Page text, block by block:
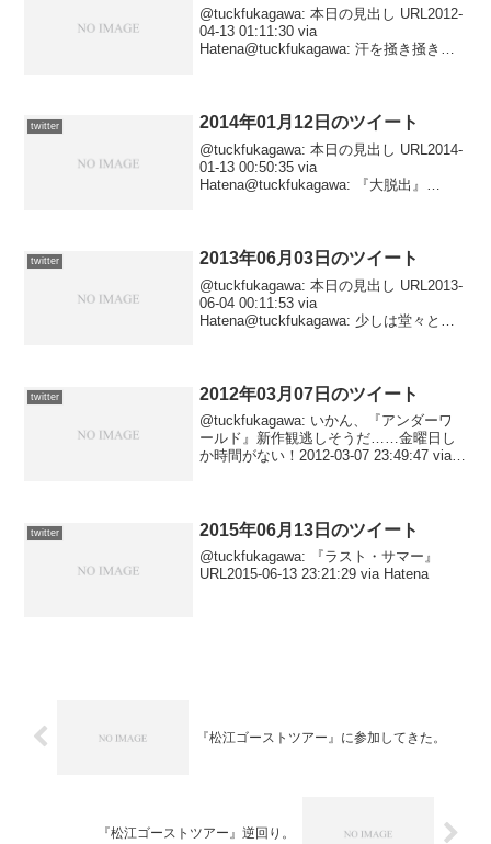
@tuckfukagawa: 本日の見出し URL2012-
04-13 01:11:30 via
Hatena@tuckfukagawa: 汗を掻き掻き六
twitter 2014年01月12日のツイート
@tuckfukagawa: 本日の見出し URL2014-
01-13 00:50:35 via
Hatena@tuckfukagawa: 『大脱出』
twitter 2013年06月03日のツイート
@tuckfukagawa: 本日の見出し URL2013-
06-04 00:11:53 via
Hatena@tuckfukagawa: 少しは堂々とし
twitter 2012年03月07日のツイート
@tuckfukagawa: いかん、『アンダーワ
ールド』新作観逃しそうだ……金曜日し
か時間がない！2012-03-07 23:49:47 via
twitter 2015年06月13日のツイート
@tuckfukagawa: 『ラスト・サマー』
URL2015-06-13 23:21:29 via Hatena
『松江ゴーストツアー』に参加してきた。
『松江ゴーストツアー』逆回り。